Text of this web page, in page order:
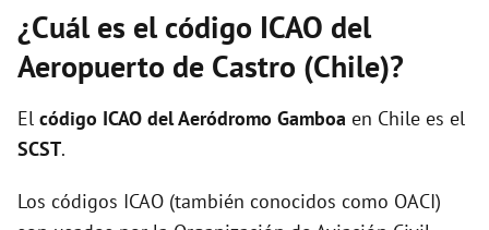
¿Cuál es el código ICAO del
Aeropuerto de Castro (Chile)?
El código ICAO delAeródromo Gamboa en Chile es el
SCST.
Los códigos ICAO (también conocidos como OACI)